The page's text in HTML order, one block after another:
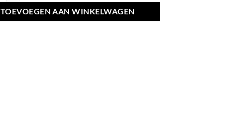
TOEVOEGEN AAN WINKELWAGEN